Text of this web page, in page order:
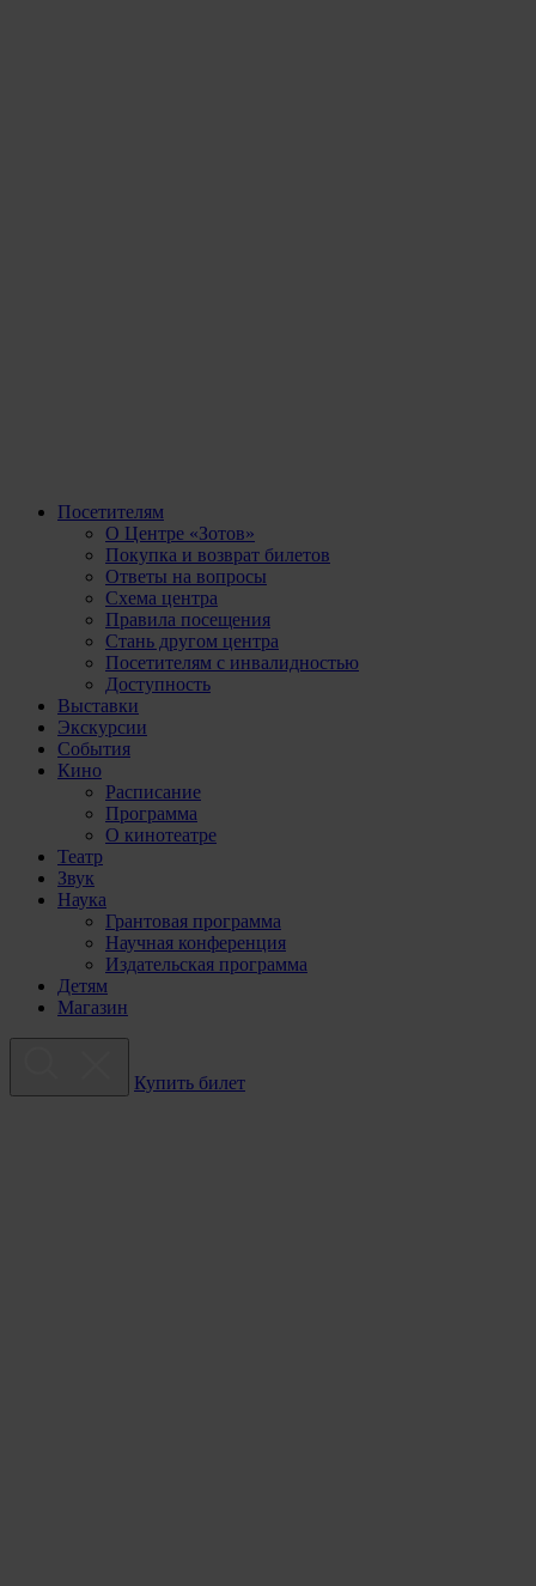
Посетителям
О Центре «Зотов»
Покупка и возврат билетов
Ответы на вопросы
Схема центра
Правила посещения
Стань другом центра
Посетителям с инвалидностью
Доступность
Выставки
Экскурсии
События
Кино
Расписание
Программа
О кинотеатре
Театр
Звук
Наука
Грантовая программа
Научная конференция
Издательская программа
Детям
Магазин
Купить билет